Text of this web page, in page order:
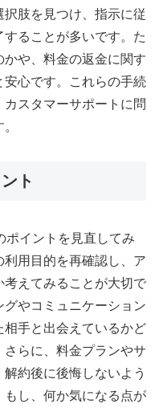
肢を見つけ、指示に従
ることが多いです。た
や、料金の返金に関す
安心です。これらの手続
スタマーサポートに問
ト
ポイントを見直してみ
用目的を再確認し、ア
えてみることが大切で
やコミュニケーション
手と出会えているかど
らに、料金プランやサ
約後に後悔しないよう
し、何か気になる点が